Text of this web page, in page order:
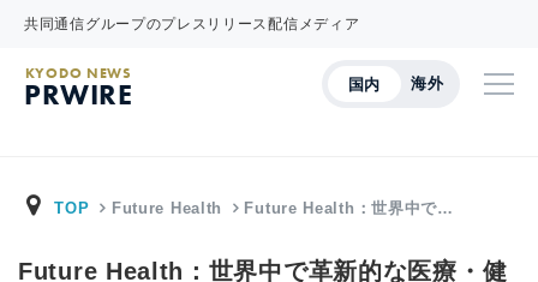
共同通信グループのプレスリリース配信メディア
国内 海外
KYODO NEWS
PRWIRE
TOP Future Health Future Health：世界中で…
Future Health：世界中で革新的な医療・健